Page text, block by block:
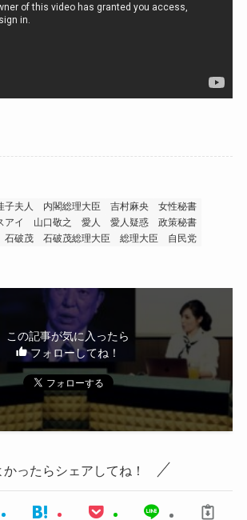
子夫人 内閣総理大臣 吉村麻央
女性秘書
アイ
山口敬之 愛人 愛人疑惑
政策秘書
石破茂 石破茂総理大臣 総理大臣
自民党
この記事が気に入ったら
フォローしてね！
かったらシェアしてね！